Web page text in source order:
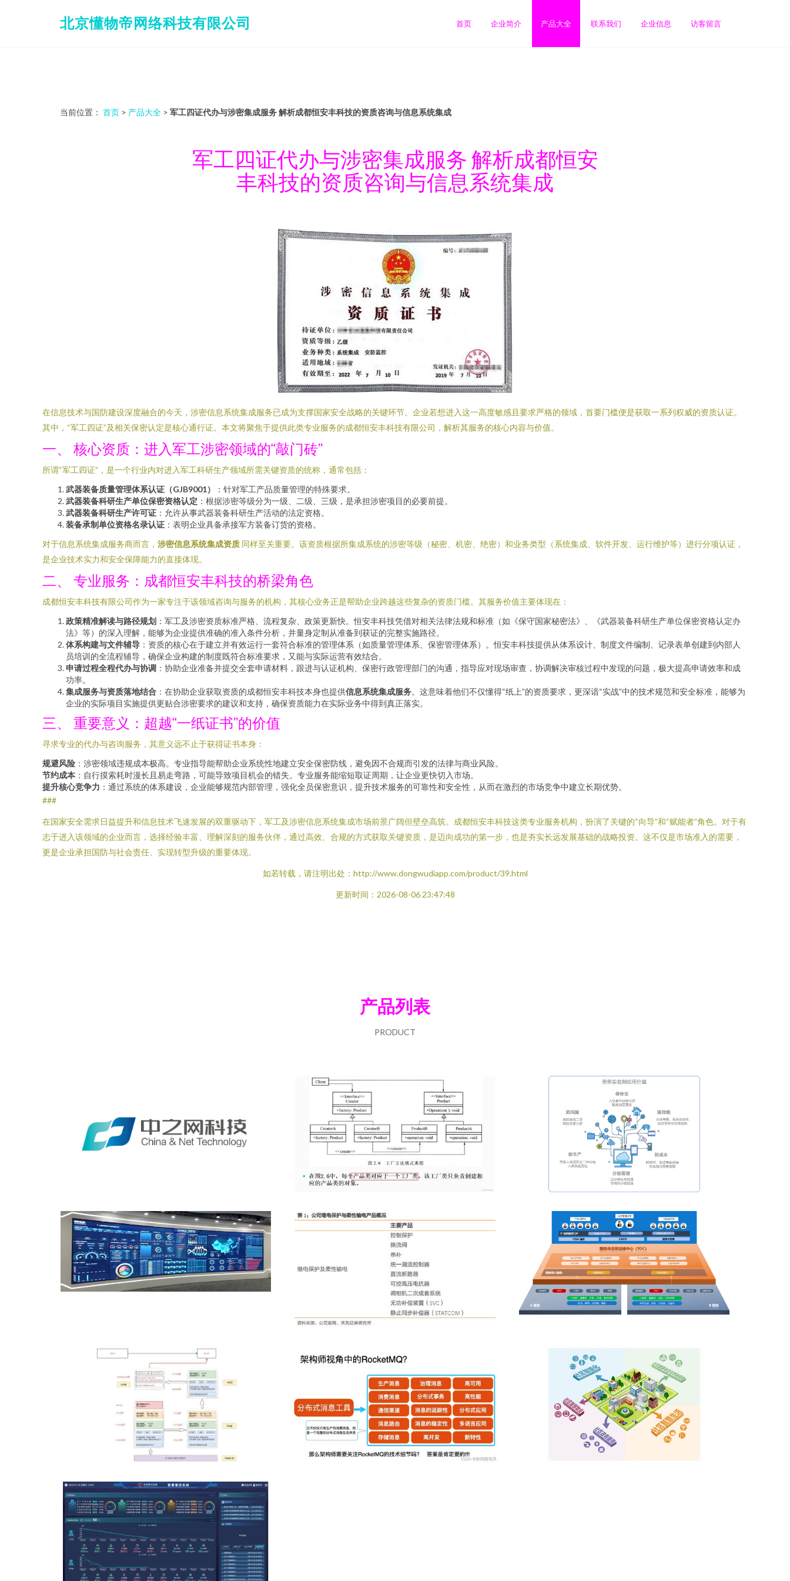
北京懂物帝网络科技有限公司 首页 企业简介 产品大全 联系我们 企业信息 访客留言
当前位置： 首页 > 产品大全 > 军工四证代办与涉密集成服务 解析成都恒安丰科技的资质咨询与信息系统集成
军工四证代办与涉密集成服务 解析成都恒安
丰科技的资质咨询与信息系统集成
在信息技术与国防建设深度融合的今天，涉密信息系统集成服务已成为支撑国家安全战略的关键环节。企业若想进入这一高度敏感且要求严格的领域，首要门槛便是获取一系列权威的资质认证。
其中，“军工四证”及相关保密认定是核心通行证。本文将聚焦于提供此类专业服务的成都恒安丰科技有限公司，解析其服务的核心内容与价值。
一、 核心资质：进入军工涉密领域的“敲门砖”
所谓“军工四证”，是一个行业内对进入军工科研生产领域所需关键资质的统称，通常包括：
武器装备质量管理体系认证（GJB9001）
：针对军工产品质量管理的特殊要求。
武器装备科研生产单位保密资格认定 ：根据涉密等级分为一级、二级、三级，是承担涉密项目的必要前提。
武器装备科研生产许可证 ：允许从事武器装备科研生产活动的法定资格。
装备承制单位资格名录认证 ：表明企业具备承接军方装备订货的资格。
对于信息系统集成服务商而言， 涉密信息系统集成资质 同样至关重要。该资质根据所集成系统的涉密等级（秘密、机密、绝密）和业务类型（系统集成、软件开发、运行维护等）进行分项认证，
是企业技术实力和安全保障能力的直接体现。
二、 专业服务：成都恒安丰科技的桥梁角色
成都恒安丰科技有限公司作为一家专注于该领域咨询与服务的机构，其核心业务正是帮助企业跨越这些复杂的资质门槛。其服务价值主要体现在：
政策精准解读与路径规划 ：军工及涉密资质标准严格、流程复杂、政策更新快。恒安丰科技凭借对相关法律法规和标准（如《保守国家秘密法》、《武器装备科研生产单位保密资格认定办
法》等）的深入理解，能够为企业提供准确的准入条件分析，并量身定制从准备到获证的完整实施路径。
体系构建与文件辅导 ：资质的核心在于建立并有效运行一套符合标准的管理体系（如质量管理体系、保密管理体系）。恒安丰科技提供从体系设计、制度文件编制、记录表单创建到内部人
员培训的全流程辅导，确保企业构建的制度既符合标准要求，又能与实际运营有效结合。
申请过程全程代办与协调 ：协助企业准备并提交全套申请材料，跟进与认证机构、保密行政管理部门的沟通，指导应对现场审查，协调解决审核过程中发现的问题，极大提高申请效率和成
功率。
集成服务与资质落地结合 ：在协助企业获取资质的成都恒安丰科技本身也提供信息系统集成服务。这意味着他们不仅懂得“纸上”的资质要求，更深谙“实战”中的技术规范和安全标准，能够为
企业的实际项目实施提供更贴合涉密要求的建议和支持，确保资质能力在实际业务中得到真正落实。
三、 重要意义：超越“一纸证书”的价值
寻求专业的代办与咨询服务，其意义远不止于获得证书本身：
规避风险 ：涉密领域违规成本极高。专业指导能帮助企业系统性地建立安全保密防线，避免因不合规而引发的法律与商业风险。
节约成本 ：自行摸索耗时漫长且易走弯路，可能导致项目机会的错失。专业服务能缩短取证周期，让企业更快切入市场。
提升核心竞争力 ：通过系统的体系建设，企业能够规范内部管理，强化全员保密意识，提升技术服务的可靠性和安全性，从而在激烈的市场竞争中建立长期优势。
###
在国家安全需求日益提升和信息技术飞速发展的双重驱动下，军工及涉密信息系统集成市场前景广阔但壁垒高筑。成都恒安丰科技这类专业服务机构，扮演了关键的“向导”和“赋能者”角色。对于有
志于进入该领域的企业而言，选择经验丰富、理解深刻的服务伙伴，通过高效、合规的方式获取关键资质，是迈向成功的第一步，也是夯实长远发展基础的战略投资。这不仅是市场准入的需要，
更是企业承担国防与社会责任、实现转型升级的重要体现。
如若转载，请注明出处：http://www.dongwudiapp.com/product/39.html
更新时间：2026-08-06 23:47:48
产品列表
PRODUCT